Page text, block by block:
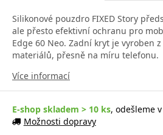
Silikonové pouzdro FIXED Story
ale přesto efektivní ochranu pro
Edge 60 Neo. Zadní kryt je vyroben
materiálů, přesně na míru telefonu.
Více informací
E-shop skladem > 10 ks, odešleme
Možnosti dopravy